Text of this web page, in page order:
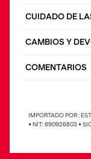
CUIDADO DE
CAMBIOS Y
COMENTARIOS
IMPORTADO POR :
• NIT: 890926803 •